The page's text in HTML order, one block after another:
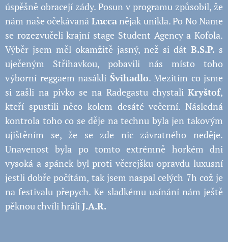
úspěšně obracejí zády. Posun v programu způsobil, že
nám naše očekávaná Luccanějak unikla. Po No Name
se rozezvučeli krajní stage Student Agency a Kofola.
Výběr jsem měl okamžitě jasný, než si dát B.S.P. s
uječeným Střihavkou, pobavili nás místo toho
výborní reggaem nasáklí Švihadlo. Mezitím co jsme
si zašli na pivko se na Radegastu chystali Kryštof,
kteří spustili něco kolem desáté večerní. Následná
kontrola toho co se děje na technu byla jen takovým
ujištěním se, že se zde nic závratného neděje.
Unavenost byla po tomto extrémně horkém dni
vysoká a spánek byl proti včerejšku opravdu luxusní
jestli dobře počítám, tak jsem naspal celých 7h což je
na festivalu přepych. Ke sladkému usínání nám ještě
pěknou chvíli hráliJ.A.R.